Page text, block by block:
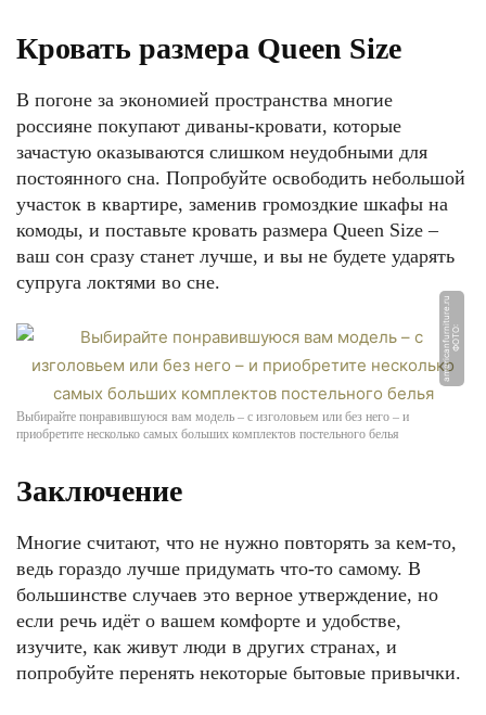
Кровать размера Queen Size
В погоне за экономией пространства многие
россияне покупают диваны-кровати, которые
зачастую оказываются слишком неудобными для
постоянного сна. Попробуйте освободить небольшой
участок в квартире, заменив громоздкие шкафы на
комоды, и поставьте кровать размера Queen Size –
ваш сон сразу станет лучше, и вы не будете ударять
супруга локтями во сне.
Ф
О
Т
О:
a
m
e
ri
c
a
n
f
u
r
ni
t
u
r
e.
r
u
Выбирайте понравившуюся вам модель – с изголовьем или без него – и
приобретите несколько самых больших комплектов постельного белья
Заключение
Многие считают, что не нужно повторять за кем-то,
ведь гораздо лучше придумать что-то самому. В
большинстве случаев это верное утверждение, но
если речь идёт о вашем комфорте и удобстве,
изучите, как живут люди в других странах, и
попробуйте перенять некоторые бытовые привычки.